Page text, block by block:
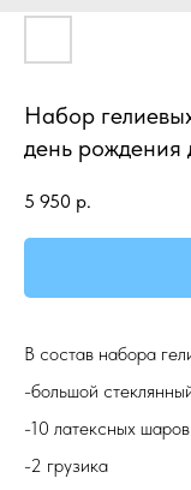
Набор
день
5 950 р.
В состав набора
-большой
-10 латексных
-2 грузика